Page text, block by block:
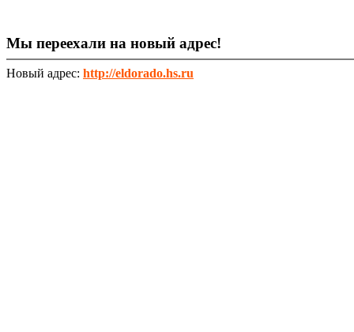
Мы переехали на новый адрес!
Новый адрес: http://eldorado.hs.ru